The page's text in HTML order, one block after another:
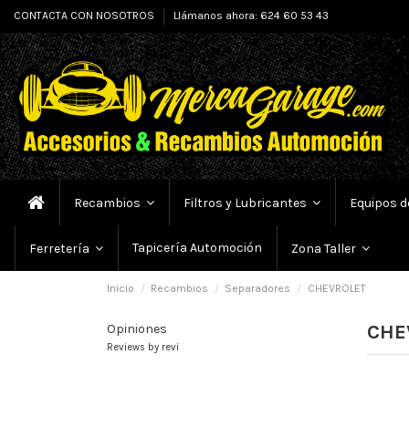
CONTACTA CON NOSOTROS Llámanos ahora: 624 60 53 43
Recambios Filtros y Lubricantes Equipos
Ferretería Tapicería Automoción Zona Taller
Inicio Recambios Separadores CHEVROLET
Opiniones
Reviews by revi